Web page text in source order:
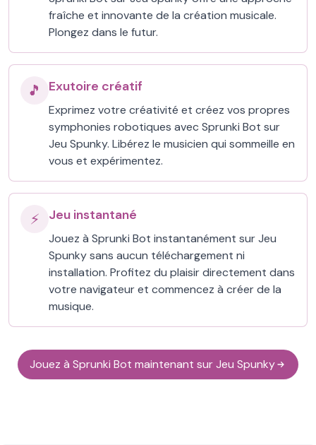
fraîche et innovante de la création musicale.
Plongez dans le futur.
🎵 Exutoire créatif
Exprimez votre créativité et créez vos propres
symphonies robotiques avec Sprunki Bot sur
Jeu Spunky. Libérez le musicien qui sommeille en
vous et expérimentez.
⚡ Jeu instantané
Jouez à Sprunki Bot instantanément sur Jeu
Spunky sans aucun téléchargement ni
installation. Profitez du plaisir directement dans
votre navigateur et commencez à créer de la
musique.
Jouez à Sprunki Bot maintenant sur Jeu Spunky